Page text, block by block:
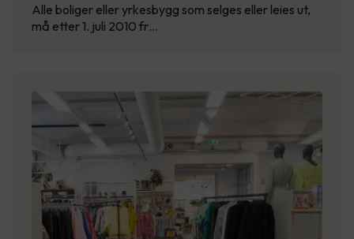
Alle boliger eller yrkesbygg som selges eller leies ut,
må etter 1. juli 2010 fr…